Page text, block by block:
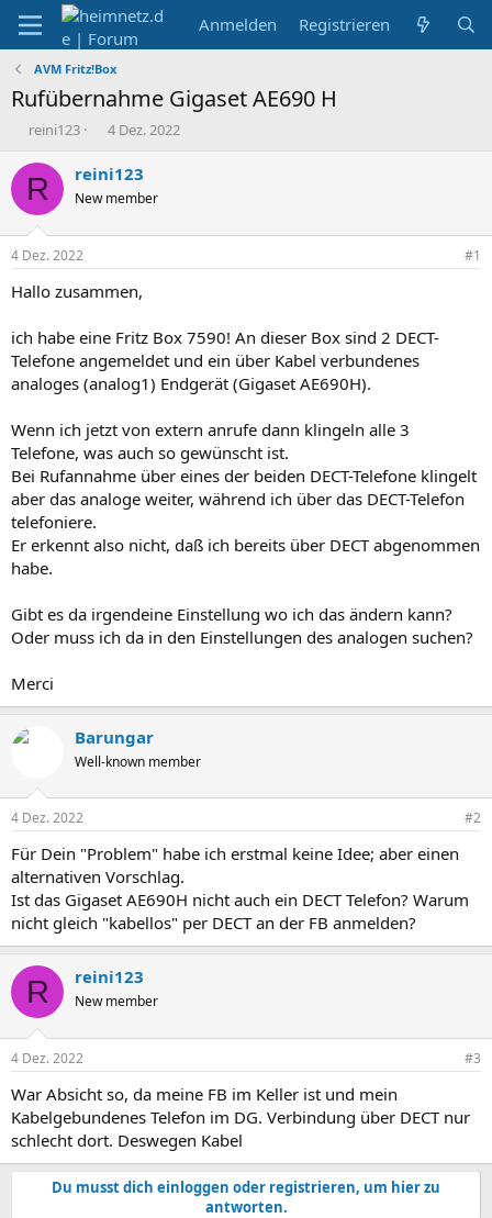
Anmelden Registrieren
AVM Fritz!Box
Rufübernahme Gigaset AE690 H
E
s
t
l
e
r
reini123
E
s
e
t
a
4 Dez. 2022
R reini123
New member
4 Dez. 2022 #1
Hallo zusammen,
ich habe eine Fritz Box 7590! An dieser Box sind 2 DECT-
Telefone angemeldet und ein über Kabel verbundenes
analoges (analog1) Endgerät (Gigaset AE690H).
Wenn ich jetzt von extern anrufe dann klingeln alle 3
Telefone, was auch so gewünscht ist.
Bei Rufannahme über eines der beiden DECT-Telefone klingelt
aber das analoge weiter, während ich über das DECT-Telefon
telefoniere.
Er erkennt also nicht, daß ich bereits über DECT abgenommen
habe.
Gibt es da irgendeine Einstellung wo ich das ändern kann?
Oder muss ich da in den Einstellungen des analogen suchen?
Merci
Barungar
Well-known member
4 Dez. 2022 #2
Für Dein "Problem" habe ich erstmal keine Idee; aber einen
alternativen Vorschlag.
Ist das Gigaset AE690H nicht auch ein DECT Telefon? Warum
nicht gleich "kabellos" per DECT an der FB anmelden?
R reini123
New member
4 Dez. 2022 #3
War Absicht so, da meine FB im Keller ist und mein
Kabelgebundenes Telefon im DG. Verbindung über DECT nur
schlecht dort. Deswegen Kabel
Du musst dich einloggen oder registrieren, um hier zu
antworten.